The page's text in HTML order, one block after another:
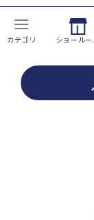
カテゴリ ショールー